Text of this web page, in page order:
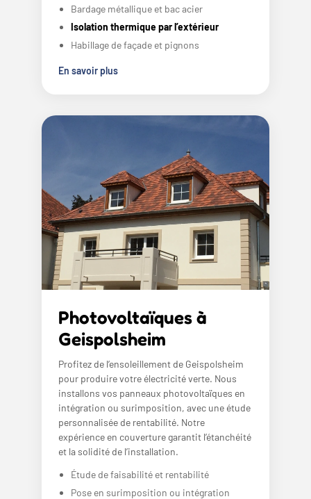
Bardage métallique et bac acier
Isolation thermique par l’extérieur
Habillage de façade et pignons
En savoir plus
Photovoltaïques à
Geispolsheim
Profitez de l’ensoleillement de Geispolsheim
pour produire votre électricité verte. Nous
installons vos panneaux photovoltaïques en
intégration ou surimposition, avec une étude
personnalisée de rentabilité. Notre
expérience en couverture garantit l’étanchéité
et la solidité de l’installation.
Étude de faisabilité et rentabilité
Pose en surimposition ou intégration